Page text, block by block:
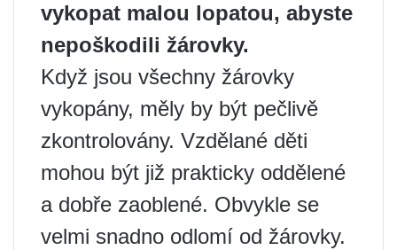
vykopat malou lopatou, abyste
nepoškodili žárovky.
Když jsou všechny žárovky
vykopány, měly by být pečlivě
zkontrolovány. Vzdělané děti
mohou být již prakticky oddělené
a dobře zaoblené. Obvykle se
velmi snadno odlomí od žárovky.